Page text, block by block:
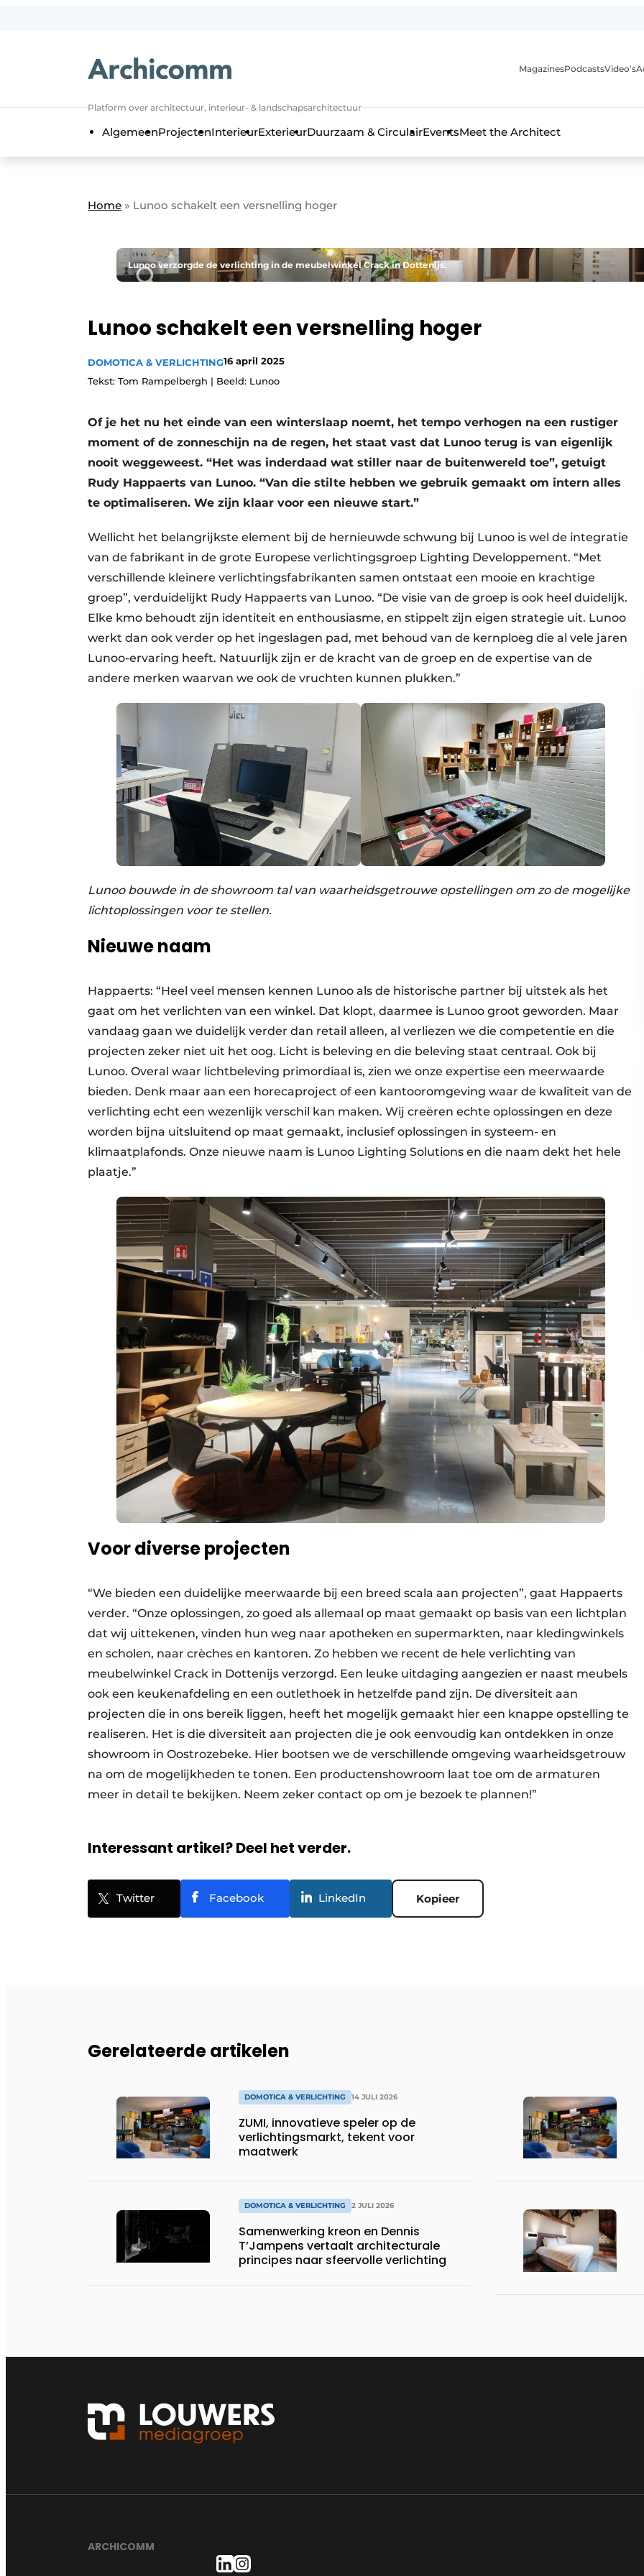
Platform over architectuur, interieur- & landschapsarchitectuur
MagazinesPodcastsVideo’s
AlgemeenProjectenInterieurExterieurDuurzaam & CirculairEventsMeet the Architect
Home » Lunoo schakelt een versnelling hoger
Lunoo verzorgde de verlichting in de meubelwinkel Crack in Dottenijs.
Lunoo schakelt een versnelling hoger
DOMOTICA & VERLICHTING16 april 2025
Tekst: Tom Rampelbergh | Beeld: Lunoo
Of je het nu het einde van een winterslaap noemt, het tempo verhogen na een rustiger
moment of de zonneschijn na de regen, het staat vast dat Lunoo terug is van eigenlijk
nooit weggeweest. “Het was inderdaad wat stiller naar de buitenwereld toe”, getuigt
Rudy Happaerts van Lunoo. “Van die stilte hebben we gebruik gemaakt om intern alles
te optimaliseren. We zijn klaar voor een nieuwe start.”
Wellicht het belangrijkste element bij de hernieuwde schwung bij Lunoo is wel de integratie
van de fabrikant in de grote Europese verlichtingsgroep Lighting Developpement. “Met
verschillende kleinere verlichtingsfabrikanten samen ontstaat een mooie en krachtige
groep”, verduidelijkt Rudy Happaerts van Lunoo. “De visie van de groep is ook heel duidelijk.
Elke kmo behoudt zijn identiteit en enthousiasme, en stippelt zijn eigen strategie uit. Lunoo
werkt dan ook verder op het ingeslagen pad, met behoud van de kernploeg die al vele jaren
Lunoo-ervaring heeft. Natuurlijk zijn er de kracht van de groep en de expertise van de
andere merken waarvan we ook de vruchten kunnen plukken.”
Lunoo bouwde in de showroom tal van waarheidsgetrouwe opstellingen om zo de mogelijke
lichtoplossingen voor te stellen.
Nieuwe naam
Happaerts: “Heel veel mensen kennen Lunoo als de historische partner bij uitstek als het
gaat om het verlichten van een winkel. Dat klopt, daarmee is Lunoo groot geworden. Maar
vandaag gaan we duidelijk verder dan retail alleen, al verliezen we die competentie en die
projecten zeker niet uit het oog. Licht is beleving en die beleving staat centraal. Ook bij
Lunoo. Overal waar lichtbeleving primordiaal is, zien we onze expertise een meerwaarde
bieden. Denk maar aan een horecaproject of een kantooromgeving waar de kwaliteit van de
verlichting echt een wezenlijk verschil kan maken. Wij creëren echte oplossingen en deze
worden bijna uitsluitend op maat gemaakt, inclusief oplossingen in systeem- en
klimaatplafonds. Onze nieuwe naam is Lunoo Lighting Solutions en die naam dekt het hele
plaatje.”
Voor diverse projecten
“We bieden een duidelijke meerwaarde bij een breed scala aan projecten”, gaat Happaerts
verder. “Onze oplossingen, zo goed als allemaal op maat gemaakt op basis van een lichtplan
dat wij uittekenen, vinden hun weg naar apotheken en supermarkten, naar kledingwinkels
en scholen, naar crèches en kantoren. Zo hebben we recent de hele verlichting van
meubelwinkel Crack in Dottenijs verzorgd. Een leuke uitdaging aangezien er naast meubels
ook een keukenafdeling en een outlethoek in hetzelfde pand zijn. De diversiteit aan
projecten die in ons bereik liggen, heeft het mogelijk gemaakt hier een knappe opstelling te
realiseren. Het is die diversiteit aan projecten die je ook eenvoudig kan ontdekken in onze
showroom in Oostrozebeke. Hier bootsen we de verschillende omgeving waarheidsgetrouw
na om de mogelijkheden te tonen. Een productenshowroom laat toe om de armaturen
meer in detail te bekijken. Neem zeker contact op om je bezoek te plannen!”
Interessant artikel? Deel het verder.
Twitter Facebook LinkedIn Kopieer
Gerelateerde artikelen
DOMOTICA & VERLICHTING 14 JULI 2026
ZUMI, innovatieve speler op de
verlichtingsmarkt, tekent voor
maatwerk
DOMOTICA & VERLICHTING 2 JULI 2026
Samenwerking kreon en Dennis
T’Jampens vertaalt architecturale
principes naar sfeervolle verlichting
ARCHICOMM